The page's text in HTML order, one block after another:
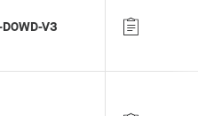
D0WD-V3